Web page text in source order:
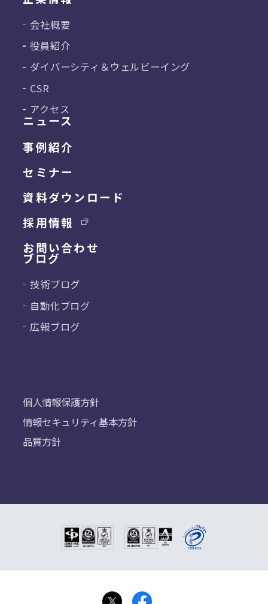
個人情報保護方針
情報セキュリティ基本方針
品質方針
ニュース
事例紹介
セミナー
資料ダウンロード
採用情報
お問い合わせ
会社概要
役員紹介
ダイバーシティ＆ ウェルビーイング
CSR
アクセス
ブログ
技術ブログ
自動化ブログ
広報ブログ